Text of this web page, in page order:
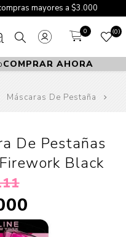
mayores a $3.000
0 0
COMPRAR AHORA
Máscaras De Pestaña
De Pestañas
Black